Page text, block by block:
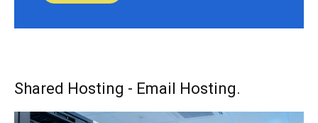
Shared Hosting - Email Hosting.